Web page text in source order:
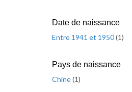
Date de naissance
Entre 1941 et 1950(1)
Pays de naissance
Chine(1)